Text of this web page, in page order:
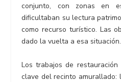
conjunto, con zonas en
dificultaban su lectura
como recurso turístico. Las
dado la vuelta a esa situación.
Los trabajos de
clave del recinto amurallado: